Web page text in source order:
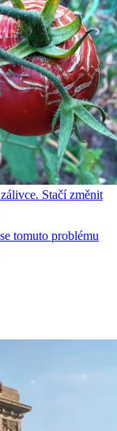
Stačí změnit
tomuto problému